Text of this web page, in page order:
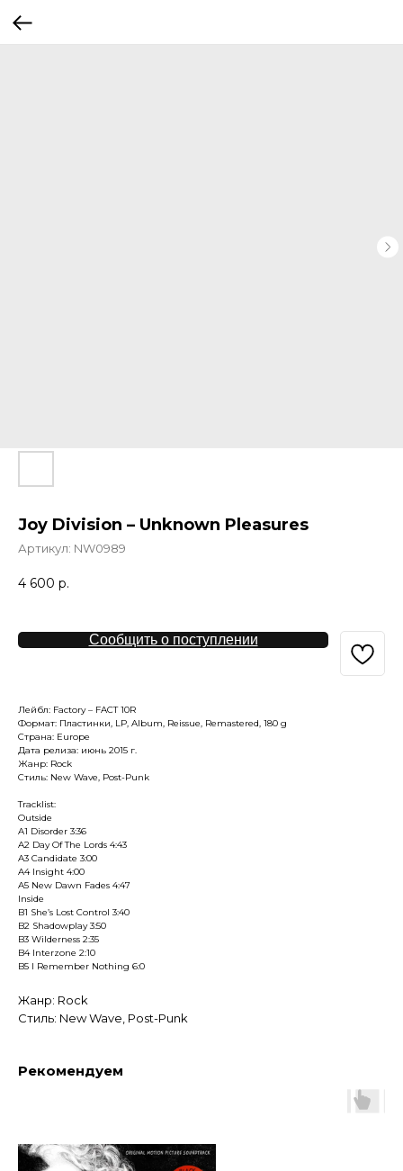
Joy Division – Unknown Pleasures
Артикул: NW0989
4 600 р.
Сообщить о поступлении
Лейбл: Factory – FACT 10R
Формат: Пластинки, LP, Album, Reissue, Remastered, 180 g
Страна: Europe
Дата релиза: июнь 2015 г.
Жанр: Rock
Стиль: New Wave, Post-Punk
Tracklist:
Outside
A1 Disorder 3:36
A2 Day Of The Lords 4:43
A3 Candidate 3:00
A4 Insight 4:00
A5 New Dawn Fades 4:47
Inside
B1 She’s Lost Control 3:40
B2 Shadowplay 3:50
B3 Wilderness 2:35
B4 Interzone 2:10
B5 I Remember Nothing 6:0
Жанр: Rock
Стиль: New Wave, Post-Punk
Рекомендуем